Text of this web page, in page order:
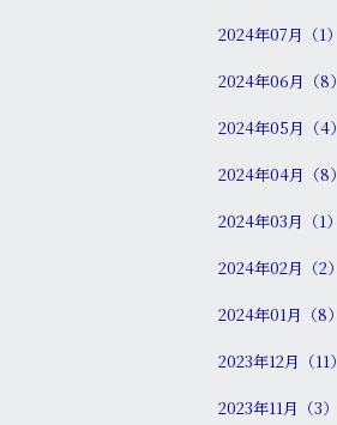
2024年07月（1）
2024年06月（8）
2024年05月（4）
2024年04月（8）
2024年03月（1）
2024年02月（2）
2024年01月（8）
2023年12月（11）
2023年11月（3）